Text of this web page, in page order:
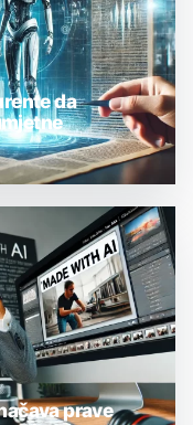
da
prave